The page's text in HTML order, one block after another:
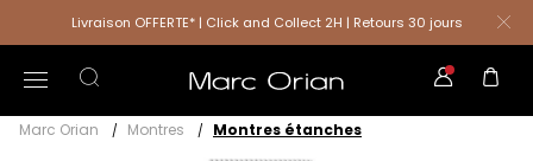
Livraison OFFERTE* | Click and Collect 2H | Retours 30 jours
Marc Orian Montres Montres étanches